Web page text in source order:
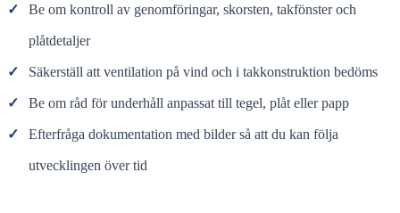
✓ Be om kontroll av genomföringar, skorsten, takfönster och
plåtdetaljer
✓ Säkerställ att ventilation på vind och i takkonstruktion bedöms
✓ Be om råd för underhåll anpassat till tegel, plåt eller papp
✓ Efterfråga dokumentation med bilder så att du kan följa
utvecklingen över tid